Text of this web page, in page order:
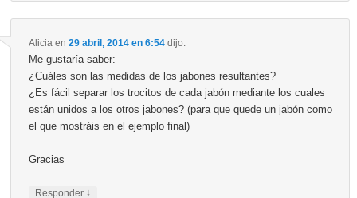
Aliciaen 29 abril, 2014 en 6:54 dijo:
Me gustaría saber:
¿Cuáles son las medidas de los jabones resultantes?
¿Es fácil separar los trocitos de cada jabón mediante los cuales
están unidos a los otros jabones? (para que quede un jabón como
el que mostráis en el ejemplo final)
Gracias
Responder ↓